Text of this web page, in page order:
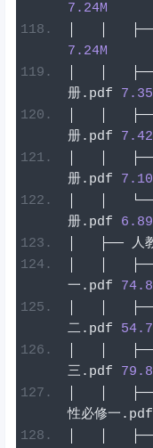
7.24M
7.24M
册. pdf 7.35
册. pdf 7.42
册. pdf 7.10
册. pdf 6.89
├──
人
一 . pdf
二. pdf
三 . pdf
性必修一 . pdf